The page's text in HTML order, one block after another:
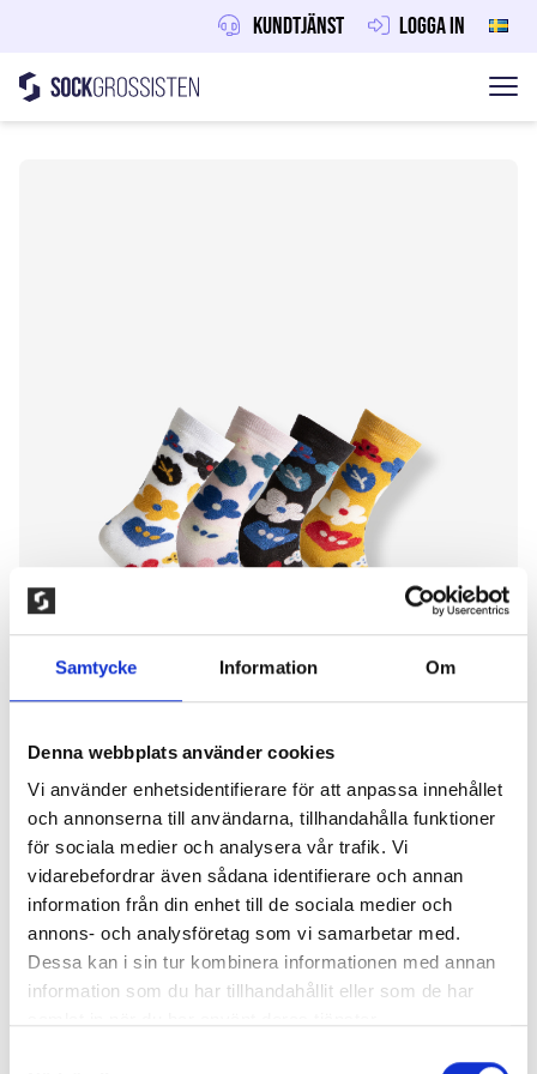
Samtycke Information Om
Denna webbplats använder cookies
Vi använder enhetsidentifierare för att anpassa innehållet
och annonserna till användarna, tillhandahålla funktioner
för sociala medier och analysera vår trafik. Vi
vidarebefordrar även sådana identifierare och annan
information från din enhet till de sociala medier och
annons- och analysföretag som vi samarbetar med.
Dessa kan i sin tur kombinera informationen med annan
information som du har tillhandahållit eller som de har
Kundtjänst Logga in
Hoppa till innehåll
Sockgrossisten
4-PACK BLOMMIGA STRUMPOR
150,00kr
Elastisk damstrumpa i skön bomullskvalitét.
Elastanen gör att strumpan sitter bra på foten. 80%